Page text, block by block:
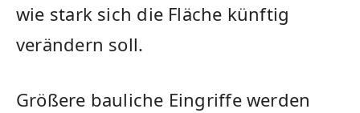
wie stark sich die Fläche künftig
verändern soll.
Größere bauliche Eingriffe werden